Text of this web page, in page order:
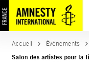
Accueil
Évènements
Salon des artistes pour la